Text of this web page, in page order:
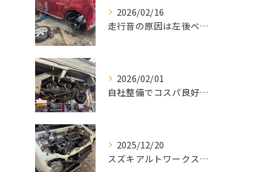
2026/02/16
走行音の原因は左後ベアリング修理
2026/02/01
自社整備でコスパ良好な中古車車検
2025/12/20
スズキアルトワークスの車検と整備